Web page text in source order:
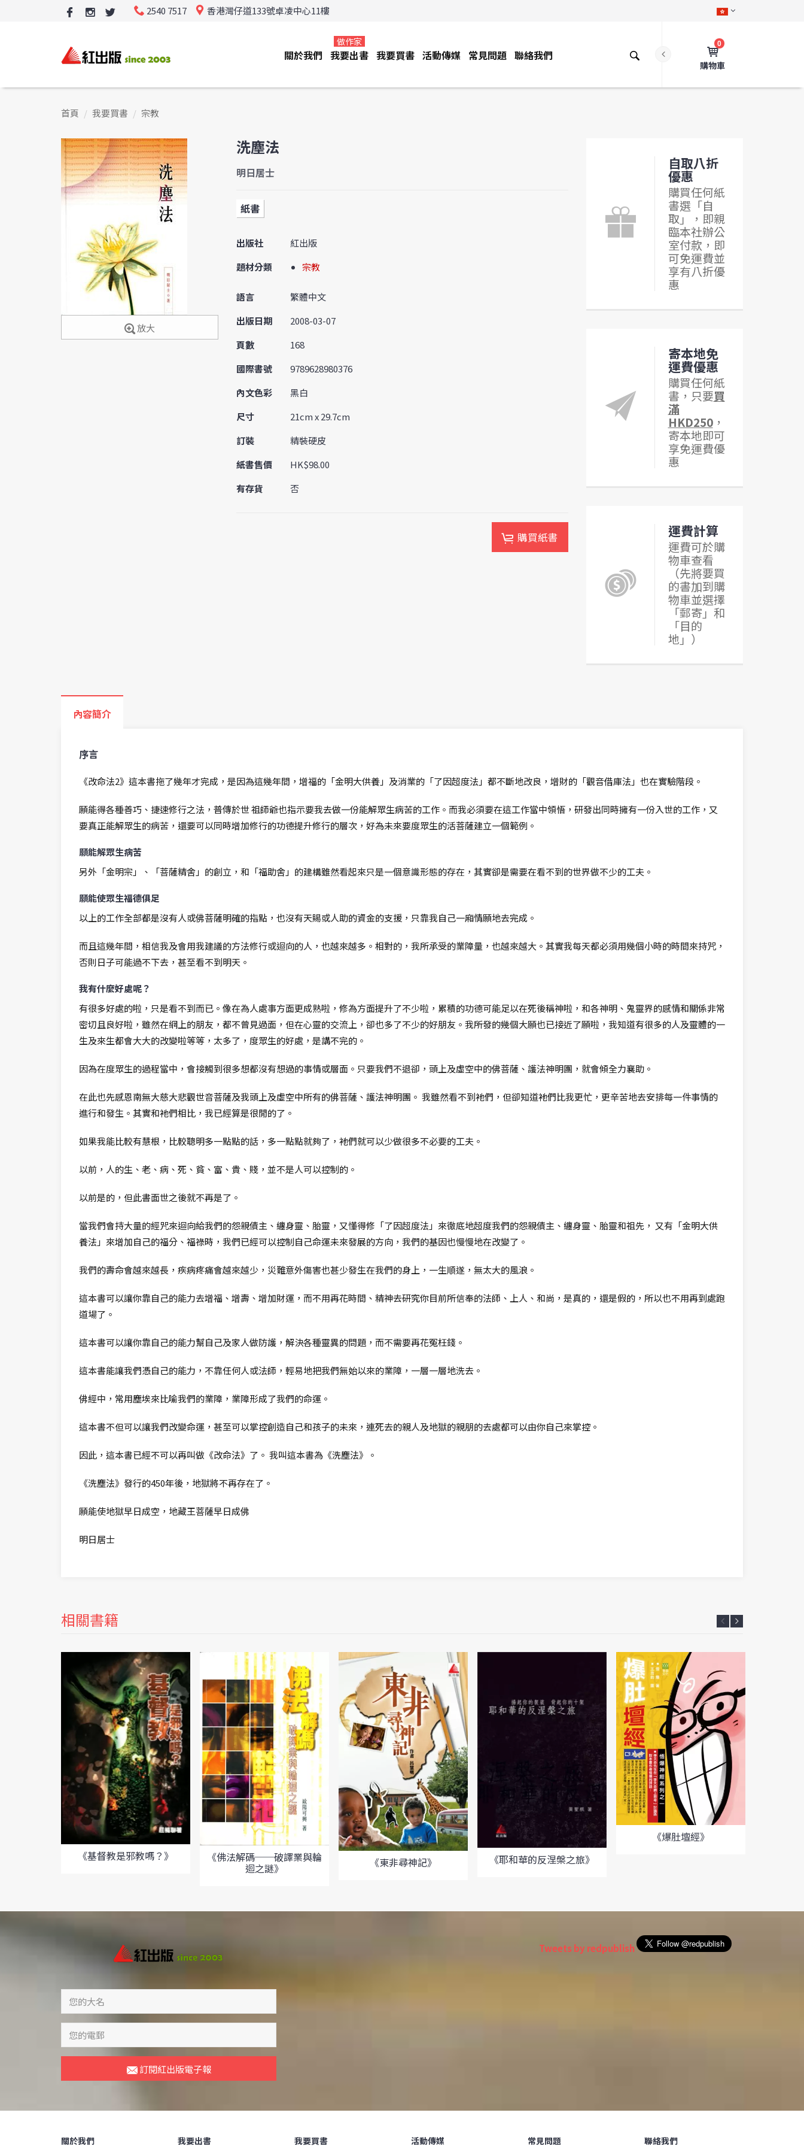
2540 7517 香港灣仔道133號卓凌中心11樓
0
購物車
關於我們 我要出書
做作家
我要買書 活動傳媒 常見問題 聯絡我們
首頁 我要買書 宗教
放大
洗塵法
明日居士
紙書
出版社
紅出版
題材分類
宗教
語言
繁體中文
出版日期
2008-03-07
頁數
168
國際書號
9789628980376
內文色彩
黑白
尺寸
21cm x 29.7cm
訂裝
精裝硬皮
紙書售價
HK$98.00
有存貨
否
購買紙書
自取八折
優惠
購買任何紙
書選「自
取」，即親
臨本社辦公
室付款，即
可免運費並
享有八折優
惠
寄本地免
運費優惠
購買任何紙
書，只要買
滿
HKD250，
寄本地即可
享免運費優
惠
運費計算
運費可於購
物車查看
（先將要買
的書加到購
物車並選擇
「郵寄」和
「目的
地」）
內容簡介
序言
《改命法2》這本書拖了幾年才完成，是因為這幾年間，增福的「金明大供養」及消業的「了因超度法」都不斷地改良，增財的「觀音借庫法」也在實驗階段。
願能得各種善巧、捷速修行之法，普傳於世 祖師爺也指示要我去做一份能解眾生病苦的工作。而我必須要在這工作當中領悟，研發出同時擁有一份入世的工作，又
要真正能解眾生的病苦，還要可以同時增加修行的功德提升修行的層次，好為未來要度眾生的活菩薩建立一個範例。
願能解眾生病苦
另外「金明宗」、「菩薩精舍」的創立，和「福助舍」的建構雖然看起來只是一個意識形態的存在，其實卻是需要在看不到的世界做不少的工夫。
願能使眾生福德俱足
以上的工作全部都是沒有人或佛菩薩明確的指點，也沒有天賜或人助的資金的支援，只靠我自己一廂情願地去完成。
而且這幾年間，相信我及會用我建議的方法修行或迴向的人，也越來越多。相對的，我所承受的業障量，也越來越大。其實我每天都必須用幾個小時的時間來持咒，
否則日子可能過不下去，甚至看不到明天。
我有什麼好處呢？
有很多好處的啦，只是看不到而已。像在為人處事方面更成熟啦，修為方面提升了不少啦，累積的功德可能足以在死後稱神啦，和各神明、鬼靈界的感情和關係非常
密切且良好啦，雖然在網上的朋友，都不曾見過面，但在心靈的交流上，卻也多了不少的好朋友。我所發的幾個大願也已接近了願啦，我知道有很多的人及靈體的一
生及來生都會大大的改變啦等等，太多了，度眾生的好處，是講不完的。
因為在度眾生的過程當中，會接觸到很多想都沒有想過的事情或層面。只要我們不退卻，頭上及虛空中的佛菩薩、護法神明團，就會傾全力襄助。
在此也先感恩南無大慈大悲觀世音菩薩及我頭上及虛空中所有的佛菩薩、護法神明團。 我雖然看不到衪們，但卻知道衪們比我更忙，更辛苦地去安排每一件事情的
進行和發生。其實和衪們相比，我已經算是很閒的了。
如果我能比較有慧根，比較聰明多一點點的話，多一點點就夠了，衪們就可以少做很多不必要的工夫。
以前，人的生、老、病、死、貧、富、貴、賤，並不是人可以控制的。
以前是的，但此書面世之後就不再是了。
當我們會持大量的經咒來迴向給我們的怨親債主、纏身靈、胎靈，又懂得修「了因超度法」來徹底地超度我們的怨親債主、纏身靈、胎靈和祖先， 又有「金明大供
養法」來增加自己的福分、福祿時，我們已經可以控制自己命運未來發展的方向，我們的基因也慢慢地在改變了。
我們的壽命會越來越長，疾病疼痛會越來越少，災難意外傷害也甚少發生在我們的身上，一生順遂，無太大的風浪。
這本書可以讓你靠自己的能力去增福、增壽、增加財運，而不用再花時間、精神去研究你目前所信奉的法師、上人、和尚，是真的，還是假的，所以也不用再到處跑
道場了。
這本書可以讓你靠自己的能力幫自己及家人做防護，解決各種靈異的問題，而不需要再花冤枉錢。
這本書能讓我們憑自己的能力，不靠任何人或法師，輕易地把我們無始以來的業障，一層一層地洗去。
佛經中，常用塵埃來比喻我們的業障，業障形成了我們的命運。
這本書不但可以讓我們改變命運，甚至可以掌控創造自己和孩子的未來，連死去的親人及地獄的親朋的去處都可以由你自己來掌控。
因此，這本書已經不可以再叫做《改命法》了。 我叫這本書為《洗塵法》。
《洗塵法》發行的450年後，地獄將不再存在了。
願能使地獄早日成空，地藏王菩薩早日成佛
明日居士
相關書籍
《基督教是邪教嗎？》 《佛法解碼──破譯業與輪
迴之謎》 《東非尋神記》 《耶和華的反涅槃之旅》
《爆肚壇經》
訂閱紅出版電子報
Tweets by redpublish
關於我們 我要出書 我要買書 活動傳媒 常見問題 聯絡我們